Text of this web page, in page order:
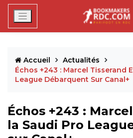
Accueil
Actualités
Échos +243 : Marcel Tisserand
League Débarquent Sur Canal+
Échos +243 :
la Saudi Pro